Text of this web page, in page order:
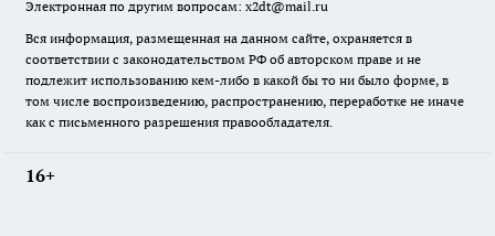
Электронная по другим вопросам: x2dt@mail.ru
Вся информация, размещенная на данном сайте, охраняется в
соответствии с законодательством РФ об авторском праве и не
подлежит использованию кем-либо в какой бы то ни было форме, в
том числе воспроизведению, распространению, переработке не иначе
как с письменного разрешения правообладателя.
16+